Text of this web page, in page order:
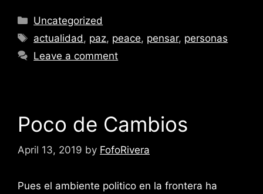
Categories
Uncategorized
Tags
actualidad , paz, peace, pensar, personas
Leave a comment
Poco de Cambios
April 13, 2019 by FofoRivera
Pues el ambiente politico en la frontera ha